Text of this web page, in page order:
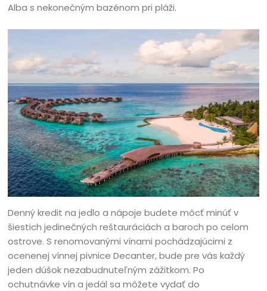
Alba s nekonečným bazénom pri pláži.
Denný kredit na jedlo a nápoje budete môcť minúť v
šiestich jedinečných reštauráciách a baroch po celom
ostrove. S renomovanými vínami pochádzajúcimi z
ocenenej vínnej pivnice Decanter, bude pre vás každý
jeden dúšok nezabudnuteľným zážitkom. Po
ochutnávke vín a jedál sa môžete vydať do